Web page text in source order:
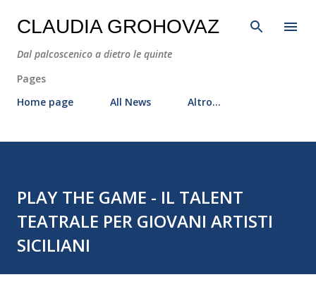
Passa ai contenuti principali
CLAUDIA GROHOVAZ
Dal palcoscenico a dietro le quinte
Pages
Home page
All News Altro…
PLAY THE GAME - IL TALENT
TEATRALE PER GIOVANI ARTISTI
SICILIANI